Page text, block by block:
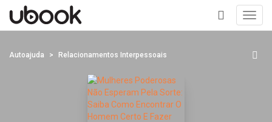
+
Autoajuda Relacionamentos Interpessoais